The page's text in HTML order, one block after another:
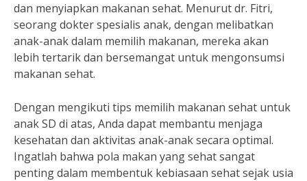
dan menyiapkan makanan sehat. Menurut dr. Fitri,
seorang dokter spesialis anak, dengan melibatkan
anak-anak dalam memilih makanan, mereka akan
lebih tertarik dan bersemangat untuk mengonsumsi
makanan sehat.
Dengan mengikuti tips memilih makanan sehat untuk
anak SD di atas, Anda dapat membantu menjaga
kesehatan dan aktivitas anak-anak secara optimal.
Ingatlah bahwa pola makan yang sehat sangat
penting dalam membentuk kebiasaan sehat sejak usia